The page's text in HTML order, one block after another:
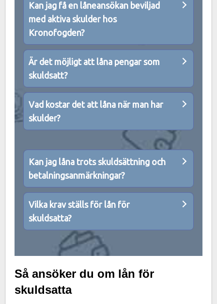
Kan jag få en låneansökan beviljad
med aktiva skulder hos
Kronofogden?
Är det möjligt att låna pengar som
skuldsatt?
Vad kostar det att låna när man har
skulder?
Kan jag låna trots skuldsättning och
betalningsanmärkningar?
Vilka krav ställs för lån för
skuldsatta?
Så ansöker du om lån för
skuldsatta